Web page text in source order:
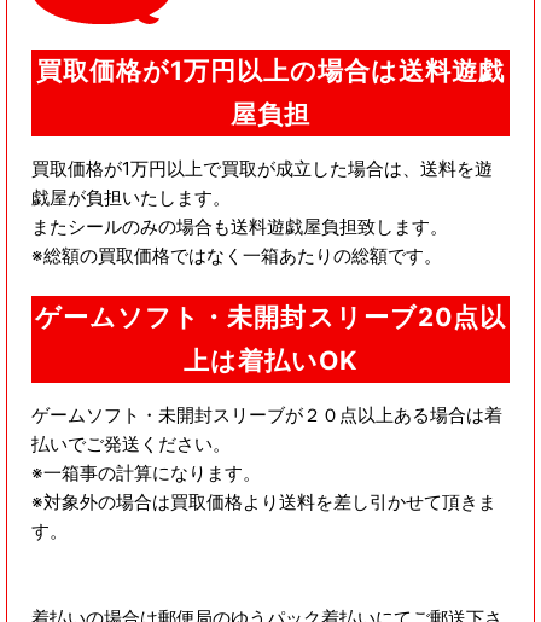
買取価格が1万円以上の場合は送料遊戯
屋負担
買取価格が1万円以上で買取が成立した場合は、送料を遊
戯屋が負担いたします。
またシールのみの場合も送料遊戯屋負担致します。
※総額の買取価格ではなく一箱あたりの総額です。
ゲームソフト・未開封スリーブ20点以
上は着払いOK
ゲームソフト・未開封スリーブが２０点以上ある場合は着
払いでご発送ください。
※一箱事の計算になります。
※対象外の場合は買取価格より送料を差し引かせて頂きま
す。